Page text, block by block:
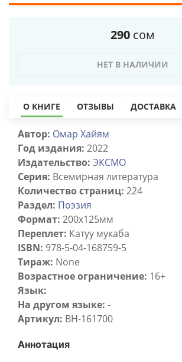
290 сом
НЕТ В НАЛИЧИИ
О КНИГЕ ОТЗЫВЫ ДОСТАВКА
Автор: Омар Хайям
Год издания: 2022
Издательство: ЭКСМО
Серия: Всемирная литература
Количество страниц: 224
Раздел: Поэзия
Формат: 200х125мм
Переплет: Катуу мукаба
ISBN: 978-5-04-168759-5
Тираж: None
Возрастное ограничение: 16+
Язык:
На другом языке: -
Артикул: BH-161700
Аннотация